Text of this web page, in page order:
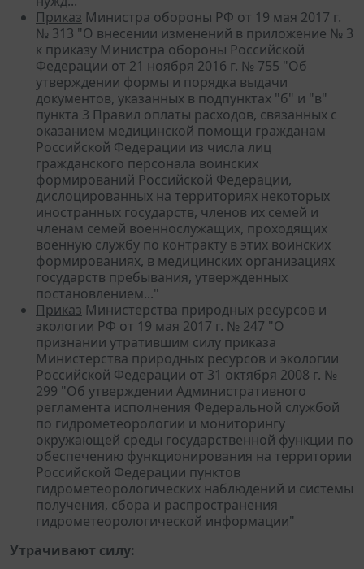
Приказ Министра обороны РФ от 19 мая 2017 г.
№ 313 "О внесении изменений в приложение № 3
к приказу Министра обороны Российской
Федерации от 21 ноября 2016 г. № 755 "Об
утверждении формы и порядка выдачи
документов, указанных в подпунктах "б" и "в"
пункта 3 Правил оплаты расходов, связанных с
оказанием медицинской помощи гражданам
Российской Федерации из числа лиц
гражданского персонала воинских
формирований Российской Федерации,
дислоцированных на территориях некоторых
иностранных государств, членов их семей и
членам семей военнослужащих, проходящих
военную службу по контракту в этих воинских
формированиях, в медицинских организациях
государств пребывания, утвержденных
постановлением..."
Приказ Министерства природных ресурсов и
экологии РФ от 19 мая 2017 г. № 247 "О
признании утратившим силу приказа
Министерства природных ресурсов и экологии
Российской Федерации от 31 октября 2008 г. №
299 "Об утверждении Административного
регламента исполнения Федеральной службой
по гидрометеорологии и мониторингу
окружающей среды государственной функции по
обеспечению функционирования на территории
Российской Федерации пунктов
гидрометеорологических наблюдений и системы
получения, сбора и распространения
гидрометеорологической информации"
Утрачивают силу: